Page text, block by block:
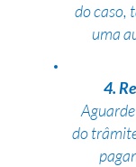
do caso,
uma
4.
do